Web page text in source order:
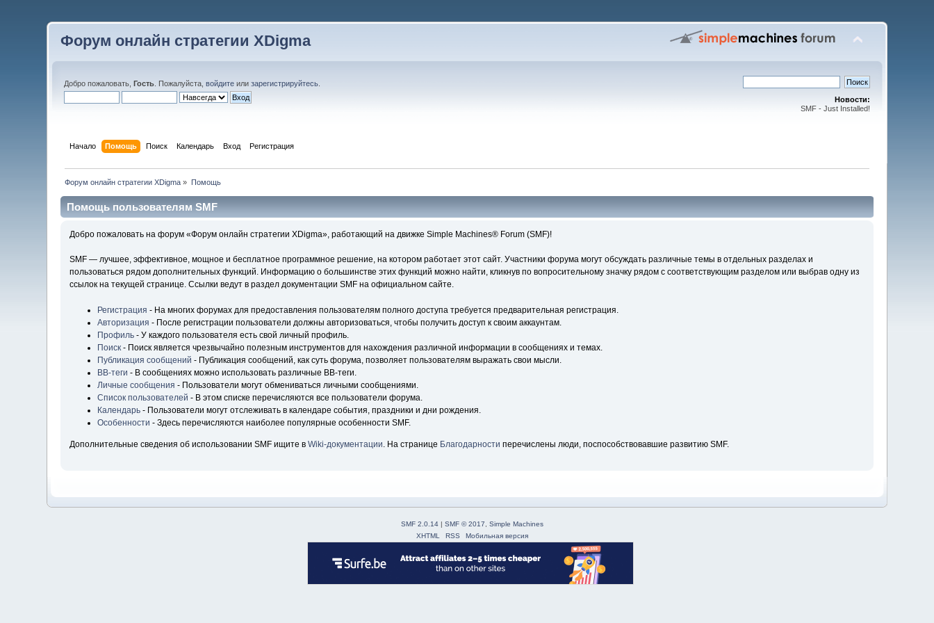
Форум онлайн стратегии XDigma
Добро пожаловать,Гость . Пожалуйста,войдите илизарегистрируйтесь
Новости:
SMF - Just Installed!
Начало Помощь Поиск Календарь Вход Регистрация
Форум онлайн стратегии XDigma » Помощь
Помощь пользователям SMF
Добро пожаловать на форум «Форум онлайн стратегии XDigma», работающий на движке Simple Machines® Forum (SMF)!
SMF — лучшее, эффективное, мощное и бесплатное программное решение, на котором работает этот сайт. Участники форума могут обсуждать различные темы в отдельных разделах и
пользоваться рядом дополнительных функций. Информацию о большинстве этих функций можно найти, кликнув по вопросительному значку рядом с соответствующим разделом или выбрав одну из
ссылок на текущей странице. Ссылки ведут в раздел документации SMF на официальном сайте.
Регистрация - На многих форумах для предоставления пользователям полного доступа требуется предварительная регистрация.
Авторизация - После регистрации пользователи должны авторизоваться, чтобы получить доступ к своим аккаунтам.
Профиль- У каждого пользователя есть свой личный профиль.
Поиск- Поиск является чрезвычайно полезным инструментов для нахождения различной информации в сообщениях и темах.
Публикация сообщений - Публикация сообщений, как суть форума, позволяет пользователям выражать свои мысли.
BB-теги - В сообщениях можно использовать различные BB-теги.
Личные сообщения - Пользователи могут обмениваться личными сообщениями.
Список пользователей - В этом списке перечисляются все пользователи форума.
Календарь- Пользователи могут отслеживать в календаре события, праздники и дни рождения.
Особенности - Здесь перечисляются наиболее популярные особенности SMF.
Дополнительные сведения об использовании SMF ищите в Wiki-документации . На странице Благодарности перечислены люди, поспособствовавшие развитию SMF.
SMF 2.0.14 | SMF © 2017, Simple Machines
XHTML
RSS Мобильная версия